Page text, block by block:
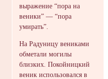
выражение “пора на
веники” — “пора
умирать”.
На Радуницу вениками
обметали могилы
близких. Покойницкий
веник использовался в